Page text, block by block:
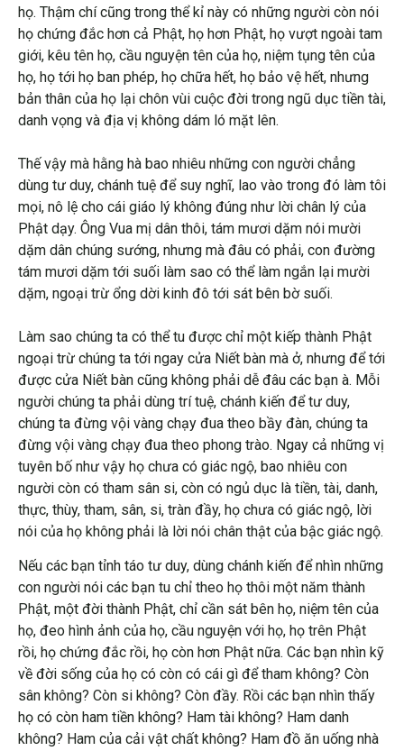
họ. Thậm chí cũng trong thể kỉ này có những người còn nói
họ chứng đắc hơn cả Phật, họ hơn Phật, họ vượt ngoài tam
giới, kêu tên họ, cầu nguyện tên của họ, niệm tụng tên của
họ, họ tới họ ban phép, họ chữa hết, họ bảo vệ hết, nhưng
bản thân của họ lại chôn vùi cuộc đời trong ngũ dục tiền tài,
danh vọng và địa vị không dám ló mặt lên.
Thế vậy mà hằng hà bao nhiêu những con người chẳng
dùng tư duy, chánh tuệ để suy nghĩ, lao vào trong đó làm tôi
mọi, nô lệ cho cái giáo lý không đúng như lời chân lý của
Phật dạy. Ông Vua mị dân thôi, tám mươi dặm nói mười
dặm dân chúng sướng, nhưng mà đâu có phải, con đường
tám mươi dặm tới suối làm sao có thể làm ngắn lại mười
dặm, ngoại trừ ổng dời kinh đô tới sát bên bờ suối.
Làm sao chúng ta có thể tu được chỉ một kiếp thành Phật
ngoại trừ chúng ta tới ngay cửa Niết bàn mà ở, nhưng để tới
được cửa Niết bàn cũng không phải dễ đâu các bạn à. Mỗi
người chúng ta phải dùng trí tuệ, chánh kiến để tư duy,
chúng ta đừng vội vàng chạy đua theo bầy đàn, chúng ta
đừng vội vàng chạy đua theo phong trào. Ngay cả những vị
tuyên bố như vậy họ chưa có giác ngộ, bao nhiêu con
người còn có tham sân si, còn có ngủ dục là tiền, tài, danh,
thực, thùy, tham, sân, si, tràn đầy, họ chưa có giác ngộ, lời
nói của họ không phải là lời nói chân thật của bậc giác ngộ.
Nếu các bạn tỉnh táo tư duy, dùng chánh kiến để nhìn những
con người nói các bạn tu chỉ theo họ thôi một năm thành
Phật, một đời thành Phật, chỉ cần sát bên họ, niệm tên của
họ, đeo hình ảnh của họ, cầu nguyện với họ, họ trên Phật
rồi, họ chứng đắc rồi, họ còn hơn Phật nữa. Các bạn nhìn kỹ
về đời sống của họ có còn có cái gì để tham không? Còn
sân không? Còn si không? Còn đầy. Rồi các bạn nhìn thấy
họ có còn ham tiền không? Ham tài không? Ham danh
không? Ham của cải vật chất không? Ham đồ ăn uống nhà